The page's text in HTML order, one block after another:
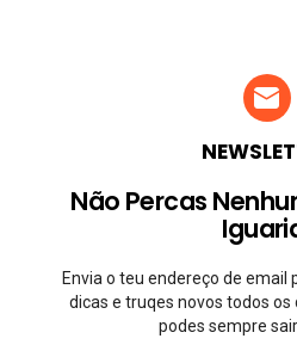
Não Percas
Envia o teu endereço de email
dicas e truqes novos todos os
podes sempre